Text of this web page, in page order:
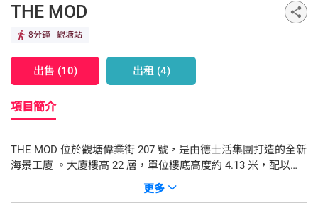
THE MOD
8分鐘 - 觀塘站
出售 (10) 出租 (4)
項目簡介
THE MOD 位於觀塘偉業街 207 號，是由德士活集團打造的全新
海景工廈 。大廈樓高 22 層，單位樓底高度約 4.13 米，配以特
大落地玻璃窗設計，能引入充足自然光並飽覽壯闊海景，部分
單位更設有專屬露台 。 大廈配備 3 部載客升降機及 1 部汽車升
更多